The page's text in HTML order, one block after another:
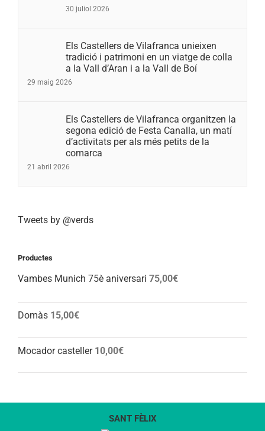
30 juliol 2026
Els Castellers de Vilafranca unieixen
tradició i patrimoni en un viatge de colla
a la Vall d’Aran i a la Vall de Boí
29 maig 2026
Els Castellers de Vilafranca organitzen la
segona edició de Festa Canalla, un matí
d’activitats per als més petits de la
comarca
21 abril 2026
Tweets by @verds
Productes
Vambes Munich 75è aniversari 75,00€
Domàs 15,00€
Mocador casteller 10,00€
SANT FÈLIX